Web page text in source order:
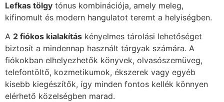
Lefkas tölgy tónus kombinációja, amely meleg,
kifinomult és modern hangulatot teremt a helyiségben.
A 2 fiókos kialakítás kényelmes tárolási lehetőséget
biztosít a mindennap használt tárgyak számára. A
fiókokban elhelyezhetők könyvek, olvasószemüveg,
telefontöltő, kozmetikumok, ékszerek vagy egyéb
kisebb kiegészítők, így minden fontos kellék könnyen
elérhető közelségben marad.